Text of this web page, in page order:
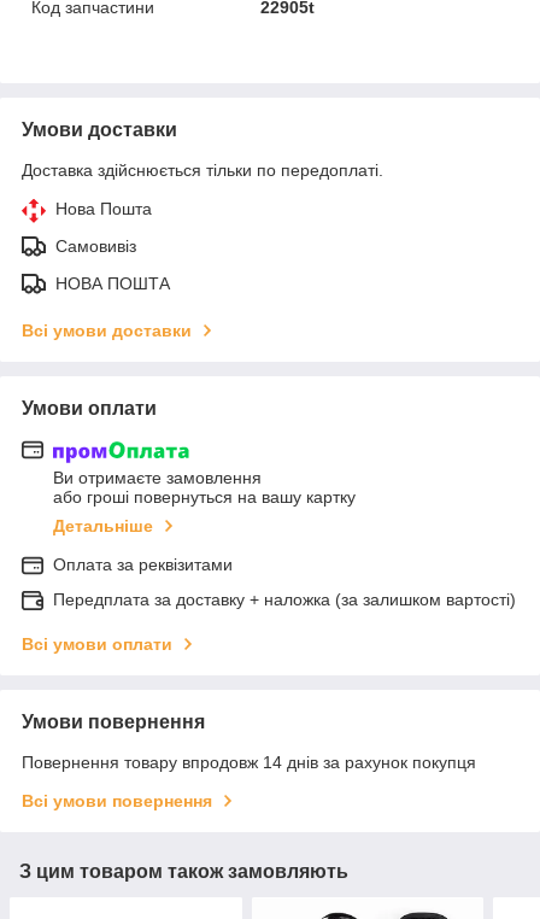
Код запчастини
22905t
Умови доставки
Доставка здійснюється тільки по передоплаті.
Нова Пошта
Самовивіз
НОВА ПОШТА
Всі умови доставки
Умови оплати
Ви отримаєте замовлення
або гроші повернуться на вашу картку
Детальніше
Оплата за реквізитами
Передплата за доставку + наложка (за залишком вартості)
Всі умови оплати
Умови повернення
Повернення товару впродовж 14 днів за рахунок покупця
Всі умови повернення
З цим товаром також замовляють